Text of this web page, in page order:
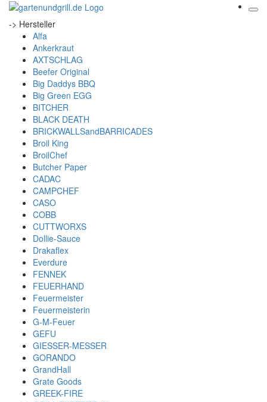
-> Hersteller
Alfa
Ankerkraut
AXTSCHLAG
Beefer Original
Big Daddys BBQ
Big Green EGG
BITCHER
BLACK DEATH
BRICKWALLSandBARRICADES
Broil King
BroilChef
Butcher Paper
CADAC
CAMPCHEF
CASO
COBB
CUTTWORXS
Dollie-Sauce
Drakaflex
Everdure
FENNEK
FEUERHAND
Feuermeister
Feuermeisterin
G-M-Feuer
GEFU
GIESSER-MESSER
GORANDO
GrandHall
Grate Goods
GREEK-FIRE